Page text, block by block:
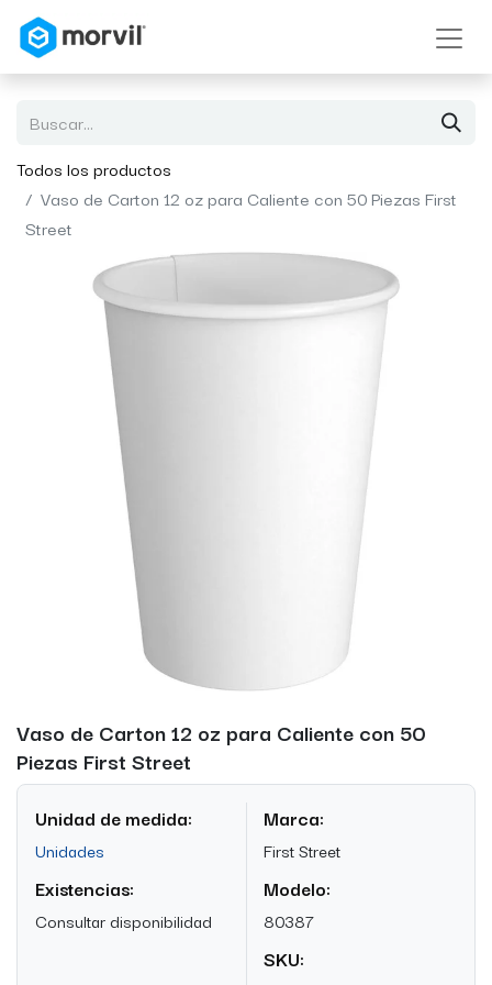
Todos los productos
Vaso de Carton 12 oz para Caliente con 50 Piezas First
Street
Vaso de Carton 12 oz para Caliente con 50
Piezas First Street
Unidad de medida:
Unidades
Existencias:
Consultar disponibilidad
Marca:
First Street
Modelo:
80387
SKU: